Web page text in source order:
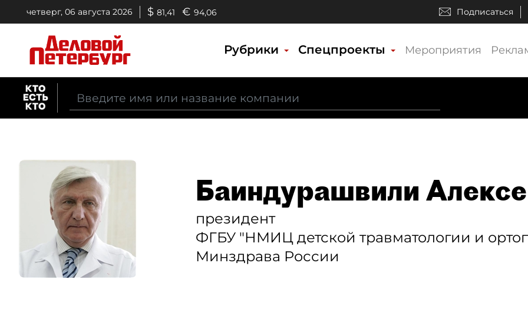
четверг, 06 августа 2026 $ 81,41 € 94,06 Подписаться
Рубрики Спецпроекты Мероприятия
Баиндурашвили
президент
ФГБУ "НМИЦ детской травматологии и
Минздрава России